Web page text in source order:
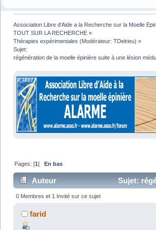
Association Libre d'Aide a la Recherche sur la Moelle
TOUT SUR LA RECHERCHE »
Thérapies expérimentales (Modérateur:TDelrieu) »
Sujet:
régénération de la moelle épinière suite à une lésion
Pages: [1] En bas
Auteur
Sujet:
moelle épinière suite à une lésion
chronique> 2ans (Lu 19680 fois)
0 Membres et 1 Invité sur ce sujet
farid